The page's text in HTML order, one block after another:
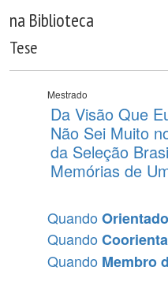
na Biblioteca
Tese
Mestrado
Da Visão Que
Não Sei Muito
da Seleção
Memórias de
Quando
Quando
Quando Membro